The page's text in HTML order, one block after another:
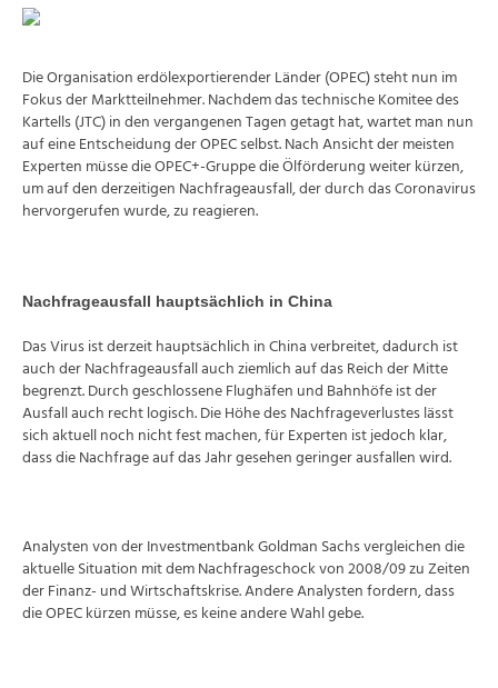
Die Organisation erdölexportierender Länder (OPEC) steht nun im
Fokus der Marktteilnehmer. Nachdem das technische Komitee des
Kartells (JTC) in den vergangenen Tagen getagt hat, wartet man nun
auf eine Entscheidung der OPEC selbst. Nach Ansicht der meisten
Experten müsse die OPEC+-Gruppe die Ölförderung weiter kürzen,
um auf den derzeitigen Nachfrageausfall, der durch das Coronavirus
hervorgerufen wurde, zu reagieren.
Nachfrageausfall hauptsächlich in China
Das Virus ist derzeit hauptsächlich in China verbreitet, dadurch ist
auch der Nachfrageausfall auch ziemlich auf das Reich der Mitte
begrenzt. Durch geschlossene Flughäfen und Bahnhöfe ist der
Ausfall auch recht logisch. Die Höhe des Nachfrageverlustes lässt
sich aktuell noch nicht fest machen, für Experten ist jedoch klar,
dass die Nachfrage auf das Jahr gesehen geringer ausfallen wird.
Analysten von der Investmentbank Goldman Sachs vergleichen die
aktuelle Situation mit dem Nachfrageschock von 2008/09 zu Zeiten
der Finanz- und Wirtschaftskrise. Andere Analysten fordern, dass
die OPEC kürzen müsse, es keine andere Wahl gebe.